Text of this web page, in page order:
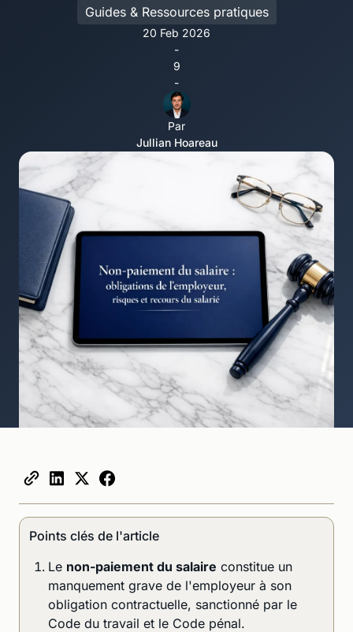
Guides & Ressources pratiques
20 Feb 2026
-
9
-
Par
Jullian Hoareau
Points clés de l'article
Le non-paiement du salaire constitue un
manquement grave de l'employeur à son
obligation contractuelle, sanctionné par le
Code du travail et le Code pénal.